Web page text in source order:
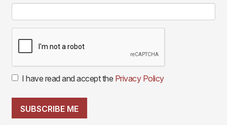
I have read and accept the Privacy Policy
SUBSCRIBE ME